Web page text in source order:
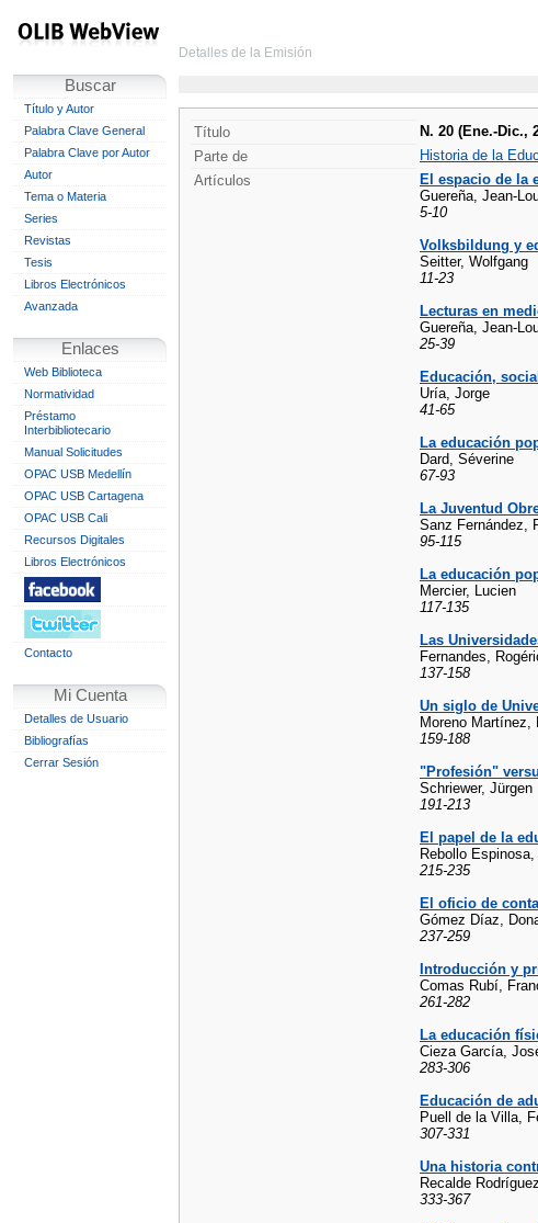
Buscar
Título y Autor
Palabra Clave General
Palabra Clave por Autor
Autor
Tema o Materia
Series
Revistas
Tesis
Libros Electrónicos
Avanzada
Enlaces
Web Biblioteca
Normatividad
Préstamo
Interbibliotecario
Manual Solicitudes
OPAC USB Medellín
OPAC USB Cartagena
OPAC USB Cali
Recursos Digitales
Libros Electrónicos
Contacto
Mi Cuenta
Detalles de Usuario
Bibliografías
Cerrar Sesión
Detalles de la Emisión
Título N. 20 (Ene.-
Parte de
Historia de la
Artículos
El espacio de la
Guereña, Jean-
5-10
Volksbildung y
Seitter, Wolfgang
11-23
Lecturas en
Guereña, Jean-
25-39
Educación,
Uría, Jorge
41-65
La educación
Dard, Séverine
67-93
La Juventud
Sanz Fernández,
95-115
La educación
Mercier, Lucien
117-135
Las
Fernandes,
137-158
Un siglo de
Moreno
159-188
"Profesión"
Schriewer, Jürgen
191-213
El papel de la
Rebollo
215-235
El oficio de
Gómez Díaz,
237-259
Introducción y
Comas Rubí,
261-282
La educación
Cieza García,
283-306
Educación de
Puell de la Villa,
307-331
Una historia
Recalde
333-367